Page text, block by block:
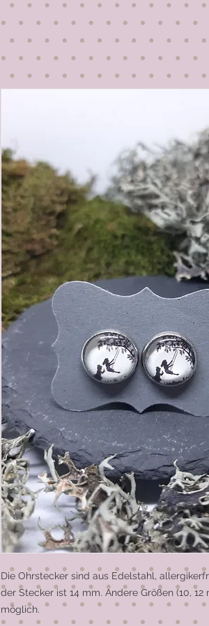
Die Ohrstecker sind aus Edelstahl,
der Stecker ist 14 mm. Andere Größen (10,
möglich.